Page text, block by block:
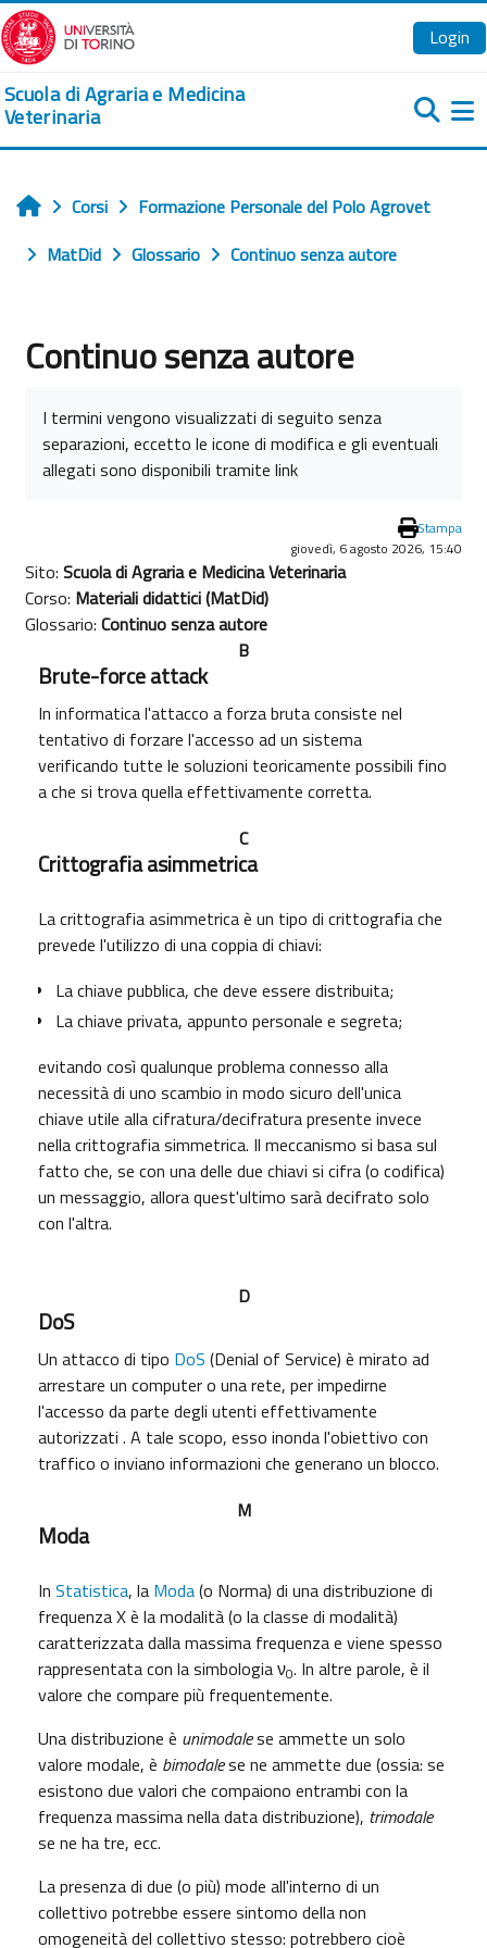
Vai al contenuto principale
Login
Scuola di Agraria e Medicina
Veterinaria
Home
Corsi
Formazione Personale del Polo Agrovet
MatDid
Glossario Continuo senza autore
Continuo senza autore
I termini vengono visualizzati di seguito senza
separazioni, eccetto le icone di modifica e gli eventuali
allegati sono disponibili tramite link
Stampa
giovedì, 6 agosto 2026, 15:40
Sito: Scuola di Agraria e Medicina Veterinaria
Corso: Materiali didattici (MatDid)
Glossario: Continuo senza autore
B
Brute-force attack
In informatica l'attacco a forza bruta consiste nel
tentativo di forzare l'accesso ad un sistema
verificando tutte le soluzioni teoricamente possibili fino
a che si trova quella effettivamente corretta.
C
Crittografia asimmetrica
La crittografia asimmetrica è un tipo di crittografia che
prevede l'utilizzo di una coppia di chiavi:
La chiave pubblica, che deve essere distribuita;
La chiave privata, appunto personale e segreta;
evitando così qualunque problema connesso alla
necessità di uno scambio in modo sicuro dell'unica
chiave utile alla cifratura/decifratura presente invece
nella crittografia simmetrica. Il meccanismo si basa sul
fatto che, se con una delle due chiavi si cifra (o codifica)
un messaggio, allora quest'ultimo sarà decifrato solo
con l'altra.
D
DoS
Un attacco di tipo DoS (Denial of Service) è mirato ad
arrestare un computer o una rete, per impedirne
l'accesso da parte degli utenti effettivamente
autorizzati . A tale scopo, esso inonda l'obiettivo con
traffico o inviano informazioni che generano un blocco.
M
Moda
In Statistica, la Moda(o Norma) di una distribuzione di
frequenza X è la modalità (o la classe di modalità)
caratterizzata dalla massima frequenza e viene spesso
rappresentata con la simbologia ν0. In altre parole, è il
valore che compare più frequentemente.
Una distribuzione è unimodalese ammette un solo
valore modale, è bimodalese ne ammette due (ossia: se
esistono due valori che compaiono entrambi con la
frequenza massima nella data distribuzione), trimodale
se ne ha tre, ecc.
La presenza di due (o più) mode all'interno di un
collettivo potrebbe essere sintomo della non
omogeneità del collettivo stesso: potrebbero cioè